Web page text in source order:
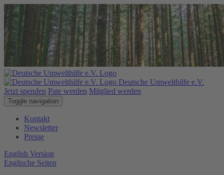
Deutsche Umwelthilfe e.V.
Jetzt spenden Pate werden Mitglied werden
Toggle navigation
Kontakt
Newsletter
Presse
English Version
Englische Seiten